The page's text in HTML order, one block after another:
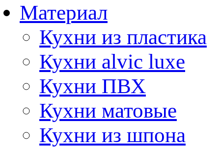
Материал
Кухни из пластика
Кухни alvic luxe
Кухни ПВХ
Кухни матовые
Кухни из шпона